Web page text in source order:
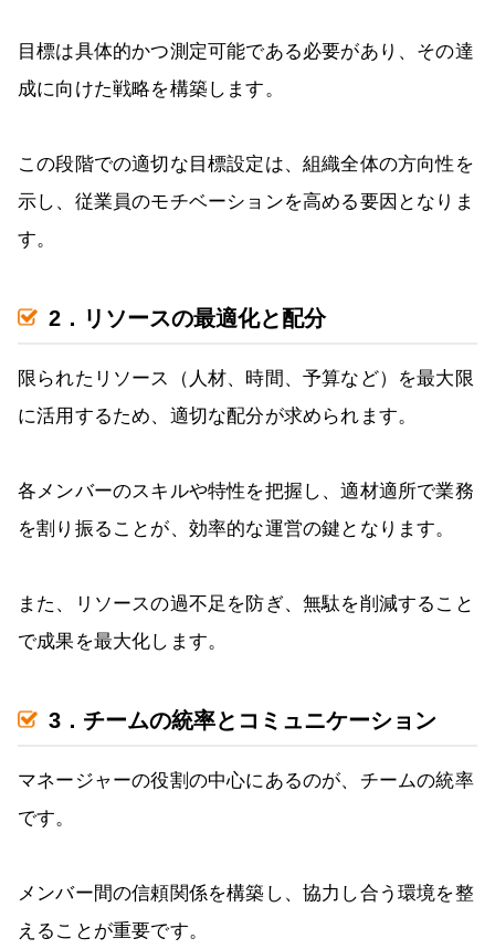
目標は具体的かつ測定可能である必要があり、その達
成に向けた戦略を構築します。
この段階での適切な目標設定は、組織全体の方向性を
示し、従業員のモチベーションを高める要因となりま
す。
2．リソースの最適化と配分
限られたリソース（人材、時間、予算など）を最大限
に活用するため、適切な配分が求められます。
各メンバーのスキルや特性を把握し、適材適所で業務
を割り振ることが、効率的な運営の鍵となります。
また、リソースの過不足を防ぎ、無駄を削減すること
で成果を最大化します。
3．チームの統率とコミュニケーション
マネージャーの役割の中心にあるのが、チームの統率
です。
メンバー間の信頼関係を構築し、協力し合う環境を整
えることが重要です。